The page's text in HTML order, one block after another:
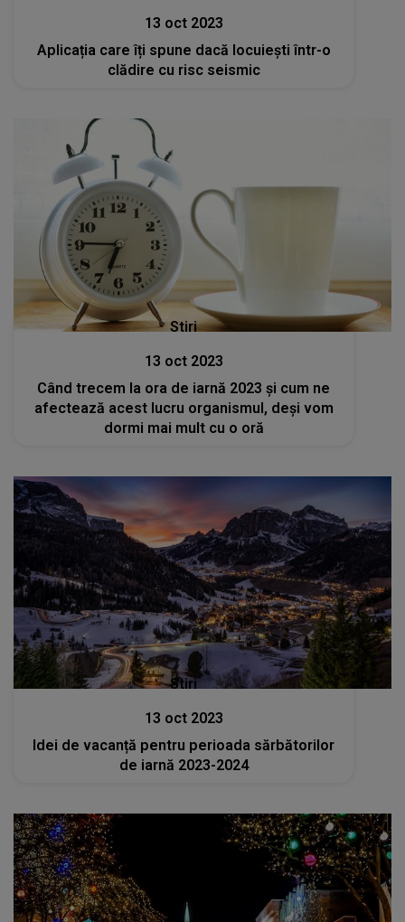
13 oct 2023
Aplicația care îți spune dacă locuiești într-o
clădire cu risc seismic
Stiri
13 oct 2023
Când trecem la ora de iarnă 2023 și cum ne
afectează acest lucru organismul, deși vom
dormi mai mult cu o oră
Stiri
13 oct 2023
Idei de vacanță pentru perioada sărbătorilor
de iarnă 2023-2024